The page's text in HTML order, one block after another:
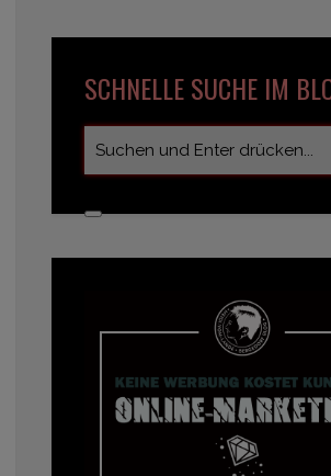
SCHNELLE SUCHE IM